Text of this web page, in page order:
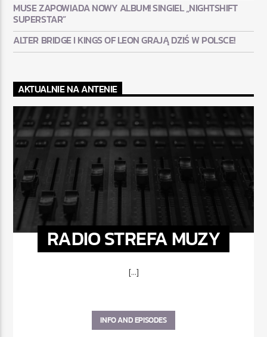
MUSE ZAPOWIADA NOWY ALBUM! SINGIEL „NIGHTSHIFT
SUPERSTAR”
ALTER BRIDGE I KINGS OF LEON GRAJĄ DZIŚ W POLSCE!
AKTUALNIE NA ANTENIE
RADIO STREFA MUZY
[...]
INFO AND EPISODES